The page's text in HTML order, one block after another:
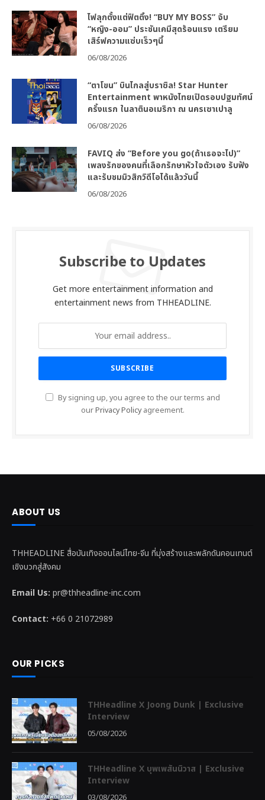
ไฟลุกตั้งแต่ฟิตติ้ง! “BUY MY BOSS” จับ
“หญิง-ออม” ประชันเคมีสุดร้อนแรง เตรียม
เสิร์ฟความแซ่บเร็วๆนี้
06/08/2026
“ตาโขน” บินไกลสู่บราซิล! Star Hunter
Entertainment พาหนังไทยเปิดรอบปฐมทัศน์
ครั้งแรก ในลาตินอเมริกา ณ นครเซาเปาลู
06/08/2026
FAVIQ ส่ง “Before you go(ถ้าเธอจะไป)”
เพลงรักของคนที่เลือกรักษาหัวใจตัวเอง รับฟัง
และรับชมมิวสิกวิดีโอได้แล้ววันนี้
06/08/2026
Subscribe to Updates
Get more entertainment information and
entertainment news from THHEADLINE.
By signing up, you agree to the our terms and
ourPrivacy Policyagreement.
ABOUT US
THHEADLINE สื่อบันเทิงออนไลน์ไทย-จีน ที่มุ่งสร้างและพลักดันคอนเทนต์
เชิงบวกสู่สังคม
Email Us: pr@thheadline-inc.com
Contact: +66 0 21072989
OUR PICKS
THHeadline X Joong Dunk | Exclusive
Interview
05/08/2026
THHeadline X บุพเพสันนิวาส | Exclusive
Interview